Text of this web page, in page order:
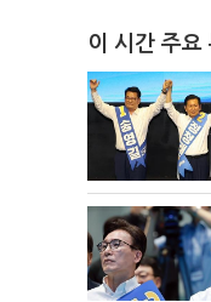
이 시간 주요